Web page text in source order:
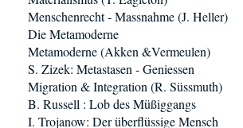
Menschenrecht - Massnahme (J. Heller)
Die Metamoderne
Metamoderne (Akken &Vermeulen)
S. Zizek: Metastasen - Geniessen
Migration & Integration (R. Süssmuth)
B. Russell : Lob des Müßiggangs
I. Trojanow: Der überflüssige Mensch